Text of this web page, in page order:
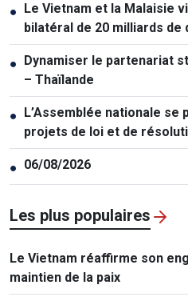
● Le Vietnam et la Malaisie
bilatéral de 20 milliards de
● Dynamiser le partenariat
– Thaïlande
● L’Assemblée nationale se
projets de loi et de
● 06/08/2026
Les plus populaires
Le Vietnam réaffirme son
maintien de la paix